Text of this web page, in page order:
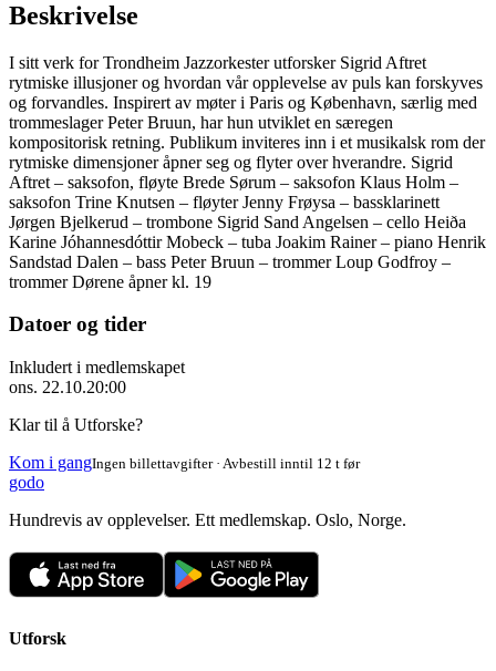
Beskrivelse
I sitt verk for Trondheim Jazzorkester utforsker Sigrid Aftret
rytmiske illusjoner og hvordan vår opplevelse av puls kan forskyves
og forvandles. Inspirert av møter i Paris og København, særlig med
trommeslager Peter Bruun, har hun utviklet en særegen
kompositorisk retning. Publikum inviteres inn i et musikalsk rom der
rytmiske dimensjoner åpner seg og flyter over hverandre. Sigrid
Aftret – saksofon, fløyte Brede Sørum – saksofon Klaus Holm –
saksofon Trine Knutsen – fløyter Jenny Frøysa – bassklarinett
Jørgen Bjelkerud – trombone Sigrid Sand Angelsen – cello Heiða
Karine Jóhannesdóttir Mobeck – tuba Joakim Rainer – piano Henrik
Sandstad Dalen – bass Peter Bruun – trommer Loup Godfroy –
trommer Dørene åpner kl. 19
Datoer og tider
Inkludert i medlemskapet
ons. 22.10.20:00
Klar til å Utforske?
Kom i gangIngen billettavgifter · Avbestill inntil 12 t før
godo
Hundrevis av opplevelser. Ett medlemskap. Oslo, Norge.
Utforsk